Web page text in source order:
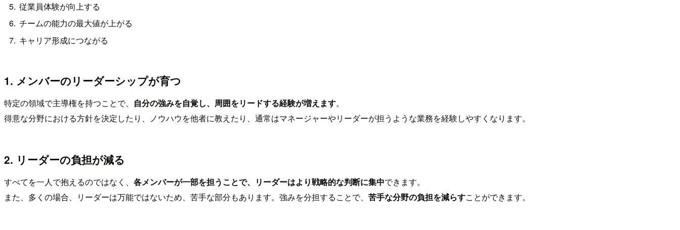
従業員体験が向上する
チームの能力の最大値が上がる
キャリア形成につながる
1. メンバーのリーダーシップが育つ
特定の領域で主導権を持つことで、 自分の強みを自覚し、周囲をリードする経験が増えます。
得意な分野における方針を決定したり、ノウハウを他者に教えたり、通常はマネージャーやリーダーが担うような業務を経験しやすくなります。
2. リーダーの負担が減る
すべてを一人で抱えるのではなく、 各メンバーが一部を担うことで、リーダーはより戦略的な判断に集中できます。
また、多くの場合、リーダーは万能ではないため、苦手な部分もあります。強みを分担することで、 苦手な分野の負担を減らすことができます。